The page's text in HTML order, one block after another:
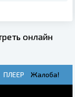
онлайн
ПЛЕЕР Жалоба!